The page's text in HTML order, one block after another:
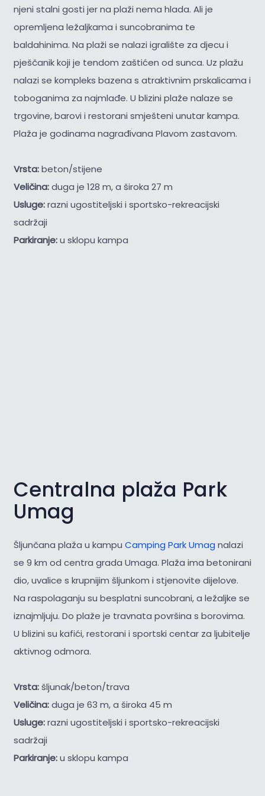
njeni stalni gosti jer na plaži nema hlada. Ali je
opremljena ležaljkama i suncobranima te
baldahinima. Na plaži se nalazi igralište za djecu i
pješčanik koji je tendom zaštićen od sunca. Uz plažu
nalazi se kompleks bazena s atraktivnim prskalicama i
toboganima za najmlađe. U blizini plaže nalaze se
trgovine, barovi i restorani smješteni unutar kampa.
Plaža je godinama nagrađivana Plavom zastavom.
Vrsta:beton/stijene
Veličina:duga je 128 m, a široka 27 m
Usluge:razni ugostiteljski i sportsko-rekreacijski
sadržaji
Parkiranje:u sklopu kampa
Centralna plaža Park
Umag
Šljunčana plaža u kampu Camping Park Umag nalazi
se 9 km od centra grada Umaga. Plaža ima betonirani
dio, uvalice s krupnijim šljunkom i stjenovite dijelove.
Na raspolaganju su besplatni suncobrani, a ležaljke se
iznajmljuju. Do plaže je travnata površina s borovima.
U blizini su kafići, restorani i sportski centar za ljubitelje
aktivnog odmora.
Vrsta:šljunak/beton/trava
Veličina:duga je 63 m, a široka 45 m
Usluge:razni ugostiteljski i sportsko-rekreacijski
sadržaji
Parkiranje:u sklopu kampa